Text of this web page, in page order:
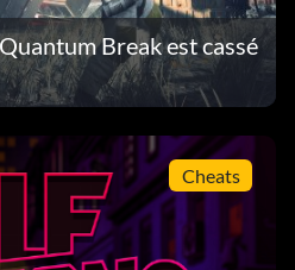
Break est cassé
Cheats